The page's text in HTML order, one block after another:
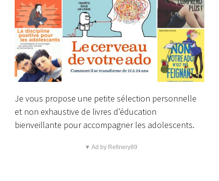
Je vous propose une petite sélection personnelle
et non exhaustive de livres d’éducation
bienveillante pour accompagner les adolescents.
▼ Ad by Refinery89